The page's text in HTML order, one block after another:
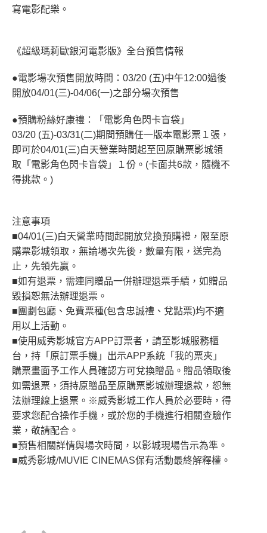
寫電影配樂。
《超級瑪莉歐銀河電影版》全台預售情報
●電影場次預售開放時間：03/20 (五)中午12:00過後
開放04/01(三)-04/06(一)之部分場次預售
●預購粉絲好康禮：「電影角色閃卡盲袋」
03/20 (五)-03/31(二)期間預購任一版本電影票１張，
即可於04/01(三)白天營業時間起至回原購票影城領
取「電影角色閃卡盲袋」１份。(卡面共6款，隨機不
得挑款。)
注意事項
■04/01(三)白天營業時間起開放兌換預購禮，限至原
購票影城領取，無論場次先後，數量有限，送完為
止，先領先贏。
■如有退票，需連同贈品一併辦理退票手續，如贈品
毀損恕無法辦理退票。
■團劃包廳、免費票種(包含忠誠禮、兌點票)均不適
用以上活動。
■使用威秀影城官方APP訂票者，請至影城服務櫃
台，持「原訂票手機」出示APP系統「我的票夾」
購票畫面予工作人員確認方可兌換贈品。贈品領取後
如需退票，須持原贈品至原購票影城辦理退款，恕無
法辦理線上退票。※威秀影城工作人員於必要時，得
要求您配合操作手機，或於您的手機進行相關查驗作
業，敬請配合。
■預售相關詳情與場次時間，以影城現場告示為準。
■威秀影城/MUVIE CINEMAS保有活動最終解釋權。